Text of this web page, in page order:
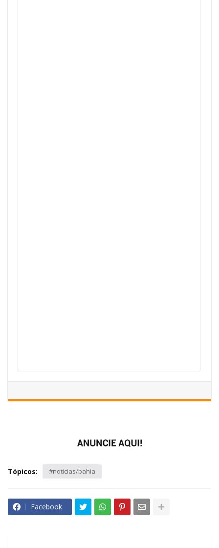
Tópicos: #noticias/bahia
Facebook